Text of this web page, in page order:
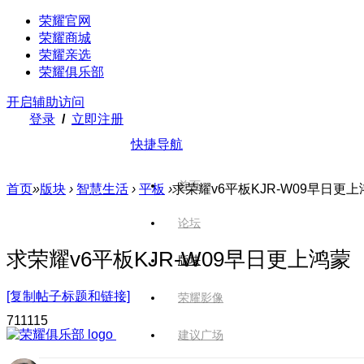
荣耀官网
荣耀商城
荣耀亲选
荣耀俱乐部
开启辅助访问
登录 / 立即注册
快捷导航
首页
论坛
版块
荣耀影像
建议广场
首页»版块 › 智慧生活 › 平板 ›求荣耀v6平板KJR-W09早日更上
求荣耀v6平板KJR-W09早日更上鸿蒙
[复制帖子标题和链接]
711115